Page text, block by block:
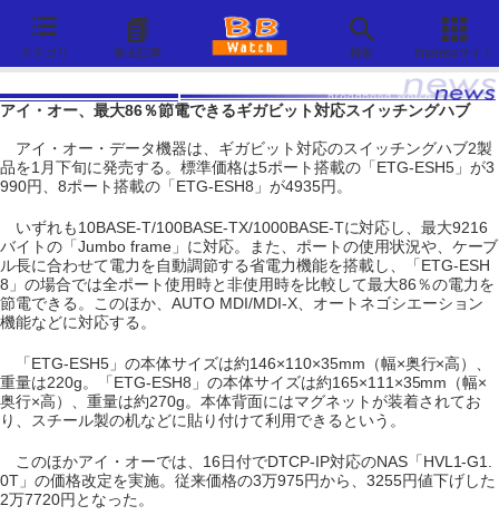
カテゴリ 過去記事 検索 Impressサイト
アイ・オー、最大86％節電できるギガビット対応スイッチングハブ
アイ・オー・データ機器は、ギガビット対応のスイッチングハブ2製
品を1月下旬に発売する。標準価格は5ポート搭載の「ETG-ESH5」が3
990円、8ポート搭載の「ETG-ESH8」が4935円。
いずれも10BASE-T/100BASE-TX/1000BASE-Tに対応し、最大9216
バイトの「Jumbo frame」に対応。また、ポートの使用状況や、ケーブ
ル長に合わせて電力を自動調節する省電力機能を搭載し、「ETG-ESH
8」の場合では全ポート使用時と非使用時を比較して最大86％の電力を
節電できる。このほか、AUTO MDI/MDI-X、オートネゴシエーション
機能などに対応する。
「ETG-ESH5」の本体サイズは約146×110×35mm（幅×奥行×高）、
重量は220g。「ETG-ESH8」の本体サイズは約165×111×35mm（幅×
奥行×高）、重量は約270g。本体背面にはマグネットが装着されてお
り、スチール製の机などに貼り付けて利用できるという。
このほかアイ・オーでは、16日付でDTCP-IP対応のNAS「HVL1-G1.
0T」の価格改定を実施。従来価格の3万975円から、3255円値下げした
2万7720円となった。